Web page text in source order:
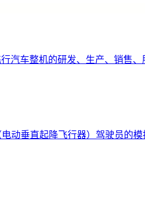
汽车整机的研发、生产、销售、
动垂直起降飞行器）驾驶员的